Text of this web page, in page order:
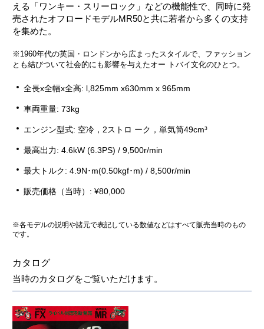
える「ワンキー・スリーロック」などの機能性で、同時に発
売されたオフロードモデルMR50と共に若者から多くの支持
を集めた。
※1960年代の英国・ロンドンから広まったスタイルで、ファッション
とも結びついて社会的にも影響を与えたオー トバイ文化のひとつ。
全長x全幅x全高: l,825mm x630mm x 965mm
車両重量: 73kg
エンジン型式: 空冷，2ストロ ーク，単気筒49cm³
最高出力: 4.6kW (6.3PS) / 9,500r/min
最大トルク: 4.9N･m(0.50kgf･m) / 8,500r/min
販売価格（当時）: ¥80,000
※各モデルの説明や諸元で表記している数値などはすべて販売当時のもの
です。
カタログ
当時のカタログをご覧いただけます。